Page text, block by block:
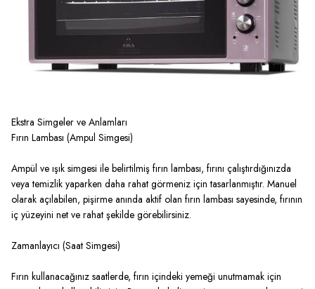
Ekstra Simgeler ve Anlamları
Fırın Lambası (Ampul Simgesi)
Ampül ve ışık simgesi ile belirtilmiş fırın lambası, fırını çalıştırdığınızda
veya temizlik yaparken daha rahat görmeniz için tasarlanmıştır. Manuel
olarak açılabilen, pişirme anında aktif olan fırın lambası sayesinde, fırının
iç yüzeyini net ve rahat şekilde görebilirsiniz.
Zamanlayıcı (Saat Simgesi)
Fırın kullanacağınız saatlerde, fırın içindeki yemeği unutmamak için